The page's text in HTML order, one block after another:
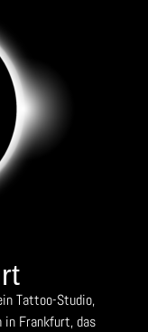
Tattoo-Studio,
in Frankfurt, das